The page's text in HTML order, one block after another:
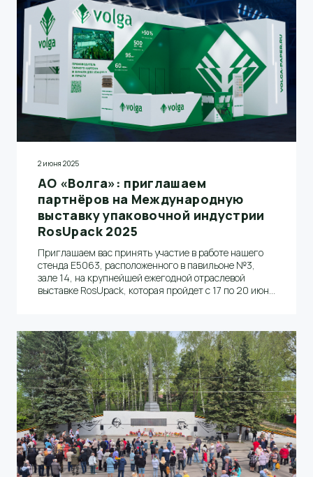
2 июня 2025
АО «Волга»: приглашаем
партнёров на Международную
выставку упаковочной индустрии
RosUpack 2025
Приглашаем вас принять участие в работе нашего
стенда E5063, расположенного в павильоне №3,
зале 14, на крупнейшей ежегодной отраслевой
выставке RosUpack, которая пройдет с 17 по 20 июня